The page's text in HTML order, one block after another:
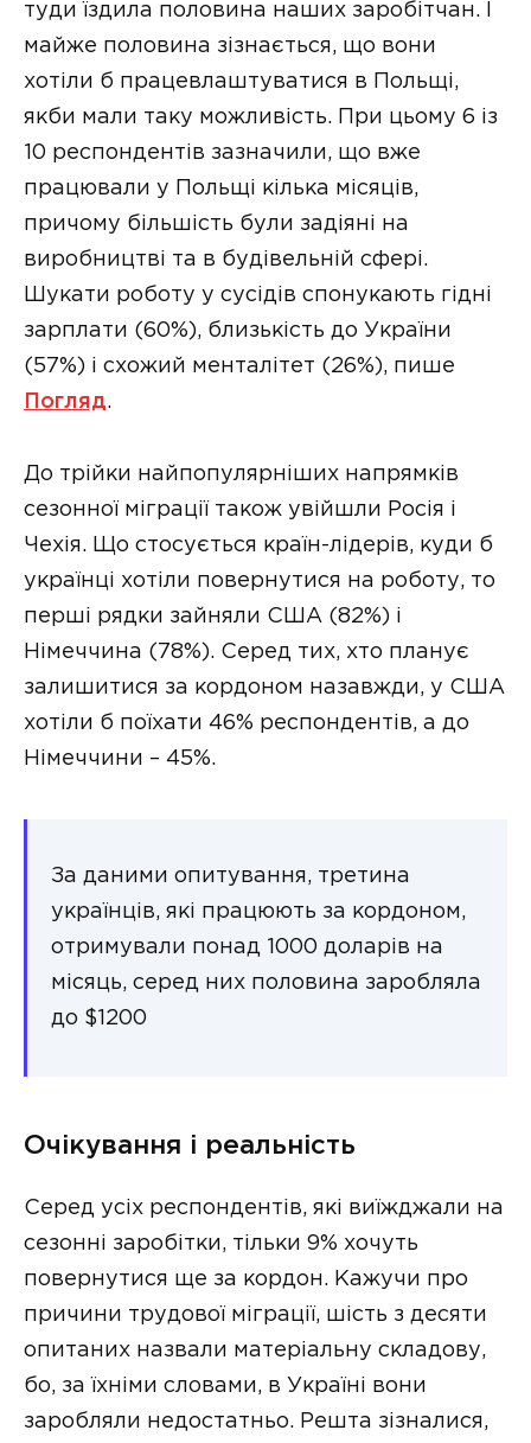
туди їздила половина наших заробітчан. І
майже половина зізнається, що вони
хотіли б працевлаштуватися в Польщі,
якби мали таку можливість. При цьому 6 із
10 респондентів зазначили, що вже
працювали у Польщі кілька місяців,
причому більшість були задіяні на
виробництві та в будівельній сфері.
Шукати роботу у сусідів спонукають гідні
зарплати (60%), близькість до України
(57%) і схожий менталітет (26%), пише
Погляд.
До трійки найпопулярніших напрямків
сезонної міграції також увійшли Росія і
Чехія. Що стосується країн-лідерів, куди б
українці хотіли повернутися на роботу, то
перші рядки зайняли США (82%) і
Німеччина (78%). Серед тих, хто планує
залишитися за кордоном назавжди, у США
хотіли б поїхати 46% респондентів, а до
Німеччини – 45%.
За даними опитування, третина
українців, які працюють за кордоном,
отримували понад 1000 доларів на
місяць, серед них половина заробляла
до $1200
Очікування і реальність
Серед усіх респондентів, які виїжджали на
сезонні заробітки, тільки 9% хочуть
повернутися ще за кордон. Кажучи про
причини трудової міграції, шість з десяти
опитаних назвали матеріальну складову,
бо, за їхніми словами, в Україні вони
заробляли недостатньо. Решта зізналися,